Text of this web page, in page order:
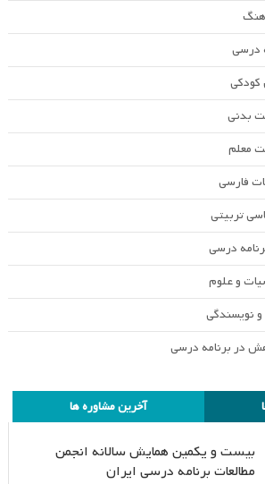
درسی
کودکی
بدنی
معلم
فارسی
تربیتی
درسی
و علوم
و نویسندگی
در برنامه درسی
آخرین مشاوره ها
بیست و یکمین همایش سالانه انجمن
مطالعات برنامه درسی ایران